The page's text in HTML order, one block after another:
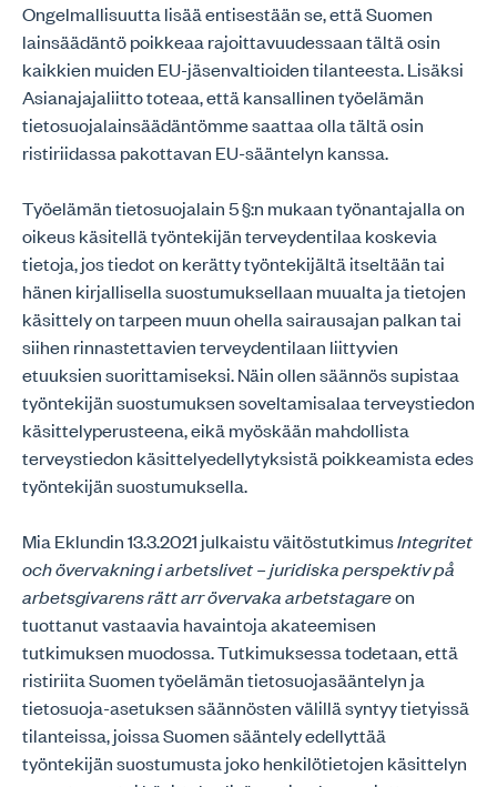
Ongelmallisuutta lisää entisestään se, että Suomen
lainsäädäntö poikkeaa rajoittavuudessaan tältä osin
kaikkien muiden EU-jäsenvaltioiden tilanteesta. Lisäksi
Asianajajaliitto toteaa, että kansallinen työelämän
tietosuojalainsäädäntömme saattaa olla tältä osin
ristiriidassa pakottavan EU-sääntelyn kanssa.
Työelämän tietosuojalain 5 §:n mukaan työnantajalla on
oikeus käsitellä työntekijän terveydentilaa koskevia
tietoja, jos tiedot on kerätty työntekijältä itseltään tai
hänen kirjallisella suostumuksellaan muualta ja tietojen
käsittely on tarpeen muun ohella sairausajan palkan tai
siihen rinnastettavien terveydentilaan liittyvien
etuuksien suorittamiseksi. Näin ollen säännös supistaa
työntekijän suostumuksen soveltamisalaa terveystiedon
käsittelyperusteena, eikä myöskään mahdollista
terveystiedon käsittelyedellytyksistä poikkeamista edes
työntekijän suostumuksella.
Mia Eklundin 13.3.2021 julkaistu väitöstutkimusIntegritet
och övervakning i arbetslivet – juridiska perspektiv på
arbetsgivarens rätt arr övervaka arbetstagareon
tuottanut vastaavia havaintoja akateemisen
tutkimuksen muodossa. Tutkimuksessa todetaan, että
ristiriita Suomen työelämän tietosuojasääntelyn ja
tietosuoja-asetuksen säännösten välillä syntyy tietyissä
tilanteissa, joissa Suomen sääntely edellyttää
työntekijän suostumusta joko henkilötietojen käsittelyn